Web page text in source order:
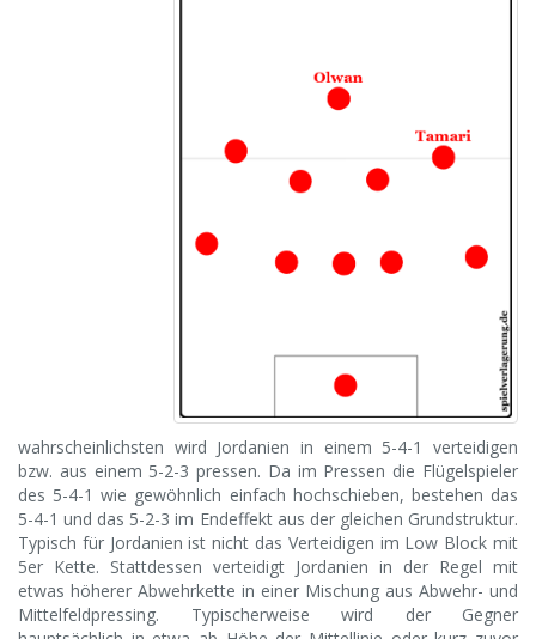
wahrscheinlichsten wird Jordanien in einem 5-4-1 verteidigen
bzw. aus einem 5-2-3 pressen. Da im Pressen die Flügelspieler
des 5-4-1 wie gewöhnlich einfach hochschieben, bestehen das
5-4-1 und das 5-2-3 im Endeffekt aus der gleichen Grundstruktur.
Typisch für Jordanien ist nicht das Verteidigen im Low Block mit
5er Kette. Stattdessen verteidigt Jordanien in der Regel mit
etwas höherer Abwehrkette in einer Mischung aus Abwehr- und
Mittelfeldpressing. Typischerweise wird der Gegner